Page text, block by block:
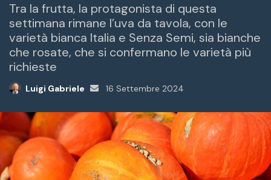
Tra la frutta, la protagonista di questa
settimana rimane l’uva da tavola, con le
varietà bianca Italia e Senza Semi, sia bianche
che rosate, che si confermano le varietà più
richieste
Luigi Gabriele
Invia
16 Settembre 2024